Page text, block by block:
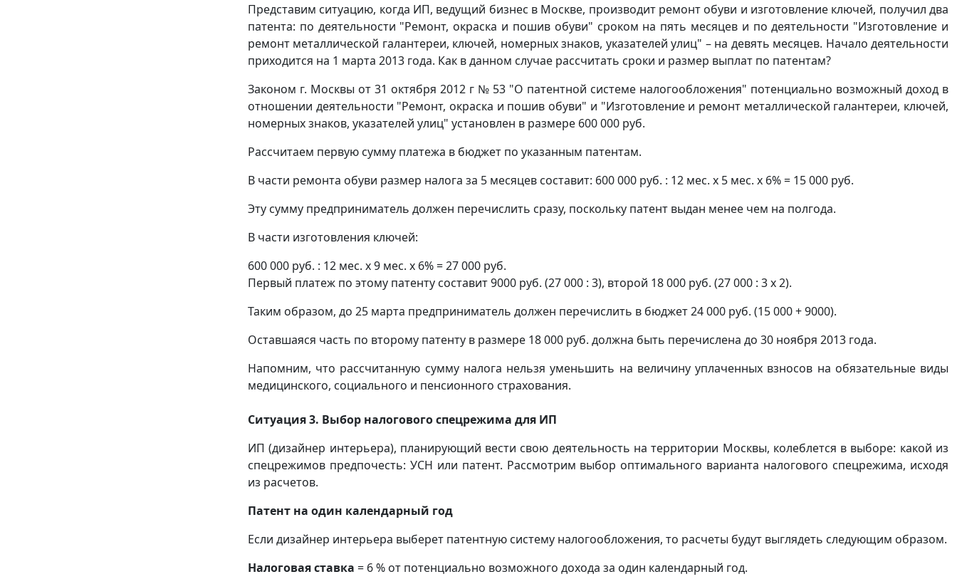
Представим ситуацию, когда ИП, ведущий бизнес в Москве, производит ремонт обуви и изготовление ключей, получил два
патента: по деятельности "Ремонт, окраска и пошив обуви" сроком на пять месяцев и по деятельности "Изготовление и
ремонт металлической галантереи, ключей, номерных знаков, указателей улиц" – на девять месяцев. Начало деятельности
приходится на 1 марта 2013 года. Как в данном случае рассчитать сроки и размер выплат по патентам?
Законом г. Москвы от 31 октября 2012 г № 53 "О патентной системе налогообложения" потенциально возможный доход в
отношении деятельности "Ремонт, окраска и пошив обуви" и "Изготовление и ремонт металлической галантереи, ключей,
номерных знаков, указателей улиц" установлен в размере 600 000 руб.
Рассчитаем первую сумму платежа в бюджет по указанным патентам.
В части ремонта обуви размер налога за 5 месяцев составит: 600 000 руб. : 12 мес. х 5 мес. х 6% = 15 000 руб.
Эту сумму предприниматель должен перечислить сразу, поскольку патент выдан менее чем на полгода.
В части изготовления ключей:
600 000 руб. : 12 мес. х 9 мес. х 6% = 27 000 руб.
Первый платеж по этому патенту составит 9000 руб. (27 000 : 3), второй 18 000 руб. (27 000 : 3 х 2).
Таким образом, до 25 марта предприниматель должен перечислить в бюджет 24 000 руб. (15 000 + 9000).
Оставшаяся часть по второму патенту в размере 18 000 руб. должна быть перечислена до 30 ноября 2013 года.
Напомним, что рассчитанную сумму налога нельзя уменьшить на величину уплаченных взносов на обязательные виды
медицинского, социального и пенсионного страхования.
Ситуация 3. Выбор налогового спецрежима для ИП
ИП (дизайнер интерьера), планирующий вести свою деятельность на территории Москвы, колеблется в выборе: какой из
спецрежимов предпочесть: УСН или патент. Рассмотрим выбор оптимального варианта налогового спецрежима, исходя
из расчетов.
Патент на один календарный год
Если дизайнер интерьера выберет патентную систему налогообложения, то расчеты будут выглядеть следующим образом.
Налоговая ставка = 6 % от потенциально возможного дохода за один календарный год.